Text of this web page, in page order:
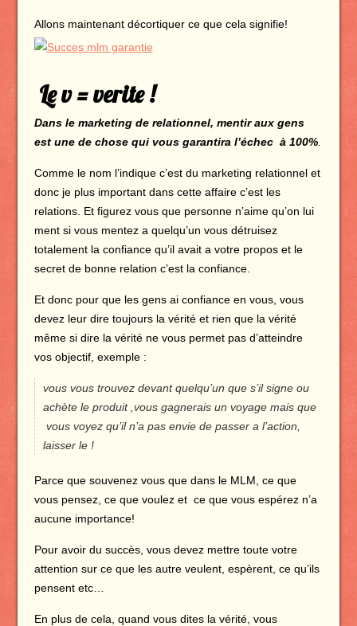
Allons maintenant décortiquer ce que cela signifie!
Le v = verite !
Dans le marketing de relationnel, mentir aux gens
est une de chose qui vous garantira l’échec à 100%.
Comme le nom l’indique c’est du marketing relationnel et
donc je plus important dans cette affaire c’est les
relations. Et figurez vous que personne n’aime qu’on lui
ment si vous mentez a quelqu’un vous détruisez
totalement la confiance qu’il avait a votre propos et le
secret de bonne relation c’est la confiance.
Et donc pour que les gens ai confiance en vous, vous
devez leur dire toujours la vérité et rien que la vérité
même si dire la vérité ne vous permet pas d’atteindre
vos objectif, exemple :
vous vous trouvez devant quelqu’un que s’il signe ou
achète le produit ,vous gagnerais un voyage mais que
vous voyez qu’il n’a pas envie de passer a l’action,
laisser le !
Parce que souvenez vous que dans le MLM, ce que
vous pensez, ce que voulez et ce que vous espérez n’a
aucune importance!
Pour avoir du succès, vous devez mettre toute votre
attention sur ce que les autre veulent, espèrent, ce qu’ils
pensent etc…
En plus de cela, quand vous dites la vérité, vous